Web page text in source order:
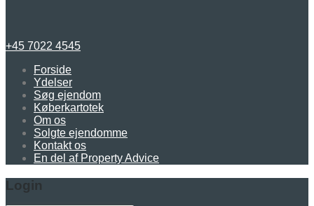
+45 7022 4545
Forside
Ydelser
Søg ejendom
Køberkartotek
Om os
Solgte ejendomme
Kontakt os
En del af Property Advice
Login